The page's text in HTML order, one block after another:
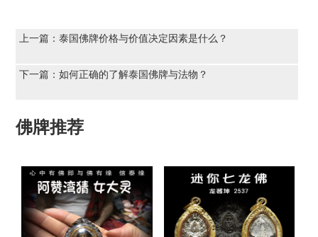
上一篇：泰国佛牌价格与价值决定因素是什么？
下一篇：如何正确的了解泰国佛牌与法物？
佛牌推荐